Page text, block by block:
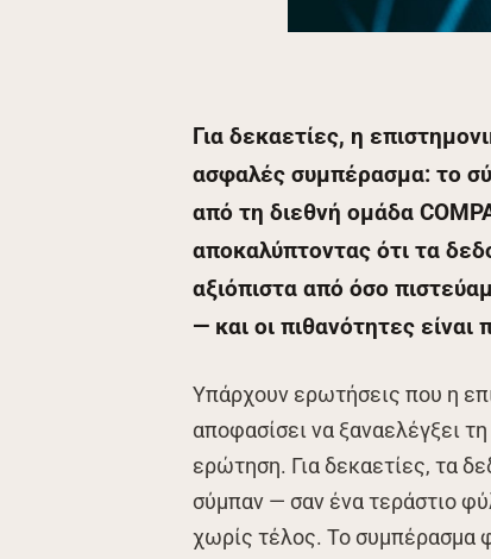
Για δεκαετίες, η
ασφαλές συμπέρασμα: το
από τη διεθνή ομάδα
αποκαλύπτοντας ότι τα
αξιόπιστα από όσο
— και οι πιθανότητες
Υπάρχουν ερωτήσεις που η
αποφασίσει να ξαναελέγξει
ερώτηση. Για δεκαετίες, τα
σύμπαν — σαν ένα τεράστιο
χωρίς τέλος. Το συμπέρασμα